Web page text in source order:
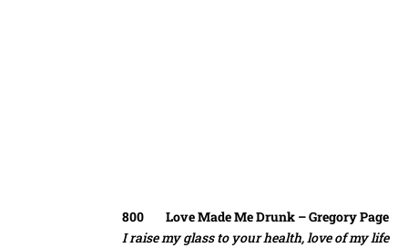
800 Love Made Me Drunk – Gregory Page
I raise my glass to your health, love of my life